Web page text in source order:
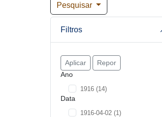
Pesquisar
Filtros
Aplicar
Repor
Ano
1916 (14)
Data
1916-04-02 (1)